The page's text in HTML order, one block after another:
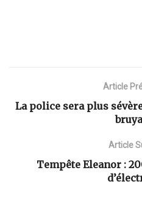
Article
La police sera plus
Article
Tempête Eleanor :